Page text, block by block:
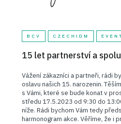
BCV CZECHIDM EVENT
15 let partnerství a
Vážení zákazníci a partneři, rádi
oslavu našich 15. narozenin.
s Vámi, které se bude konat v
středu 17.5.2023 od 9:30 do
níže. Rádi bychom Vám tedy
harmonogram akce. Věříme, že i